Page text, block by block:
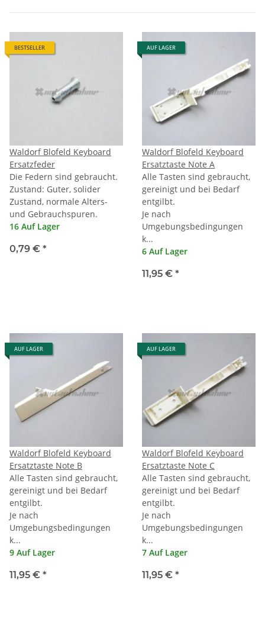
BESTSELLER
Waldorf Blofeld Keyboard
Ersatzfeder
Die Federn sind gebraucht.
Zustand: Guter, solider
Zustand, normale Alters-
und Gebrauchspuren.
16 Auf Lager
0,79 € *
AUF LAGER
Waldorf Blofeld Keyboard
Ersatztaste Note A
Alle Tasten sind gebraucht,
gereinigt und bei Bedarf
entgilbt.
Je nach
Umgebungsbedingungen
k...
6 Auf Lager
11,95 € *
AUF LAGER
Waldorf Blofeld Keyboard
Ersatztaste Note B
Alle Tasten sind gebraucht,
gereinigt und bei Bedarf
entgilbt.
Je nach
Umgebungsbedingungen
k...
9 Auf Lager
11,95 € *
AUF LAGER
Waldorf Blofeld Keyboard
Ersatztaste Note C
Alle Tasten sind gebraucht,
gereinigt und bei Bedarf
entgilbt.
Je nach
Umgebungsbedingungen
k...
7 Auf Lager
11,95 € *